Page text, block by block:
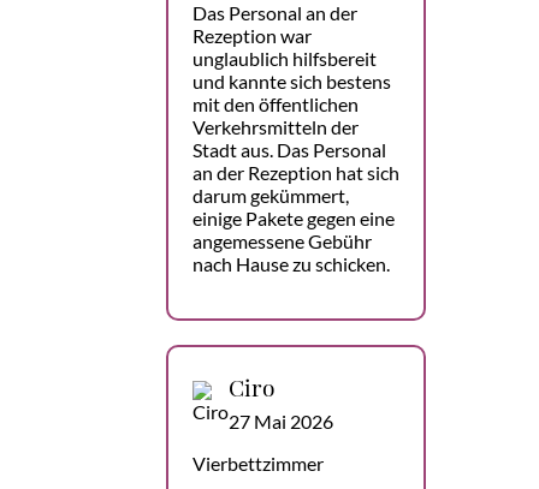
Das Personal an der
Rezeption war
unglaublich hilfsbereit
und kannte sich bestens
mit den öffentlichen
Verkehrsmitteln der
Stadt aus. Das Personal
an der Rezeption hat sich
darum gekümmert,
einige Pakete gegen eine
angemessene Gebühr
nach Hause zu schicken.
Ciro
27 Mai 2026
Vierbettzimmer